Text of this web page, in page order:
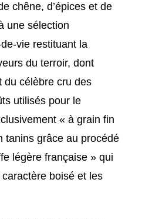
chêne, d’épices et de
une sélection
vie restituant la
du terroir, dont
du célèbre cru des
utilisés pour le
« à grain fin
tanins grâce au procédé
légère française » qui
caractère boisé et les